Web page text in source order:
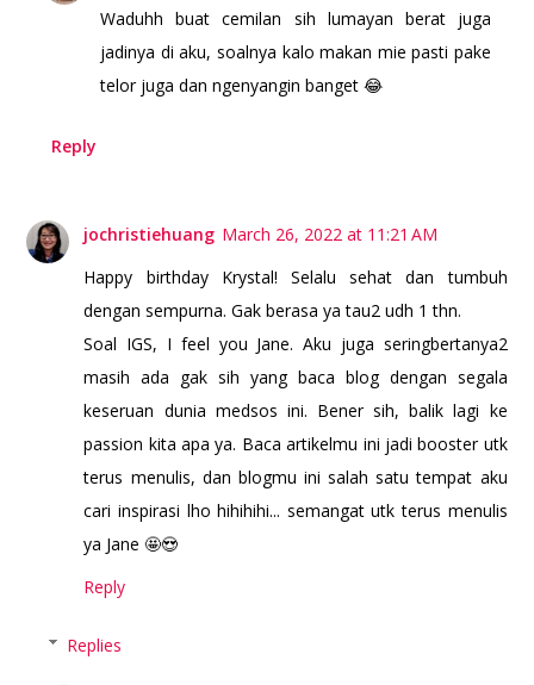
Waduhh buat cemilan sih lumayan berat juga
jadinya di aku, soalnya kalo makan mie pasti pake
telor juga dan ngenyangin banget 😂
Reply
jochristiehuang March 26, 2022 at 11:21 AM
Happy birthday Krystal! Selalu sehat dan tumbuh
dengan sempurna. Gak berasa ya tau2 udh 1 thn.
Soal IGS, I feel you Jane. Aku juga seringbertanya2
masih ada gak sih yang baca blog dengan segala
keseruan dunia medsos ini. Bener sih, balik lagi ke
passion kita apa ya. Baca artikelmu ini jadi booster utk
terus menulis, dan blogmu ini salah satu tempat aku
cari inspirasi lho hihihihi... semangat utk terus menulis
ya Jane 🤩😍
Reply
Replies